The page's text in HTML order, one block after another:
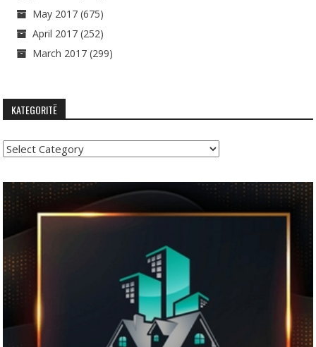
May 2017 (675)
April 2017 (252)
March 2017 (299)
KATEGORITË
Kategoritë